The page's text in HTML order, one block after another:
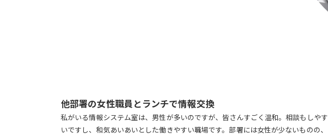
他部署の女性職員とランチで情報交換
私がいる情報システム室は、男性が多いのですが、皆さんすごく温和。相談もしやす
いですし、和気あいあいとした働きやすい職場です。部署には女性が少ないものの、